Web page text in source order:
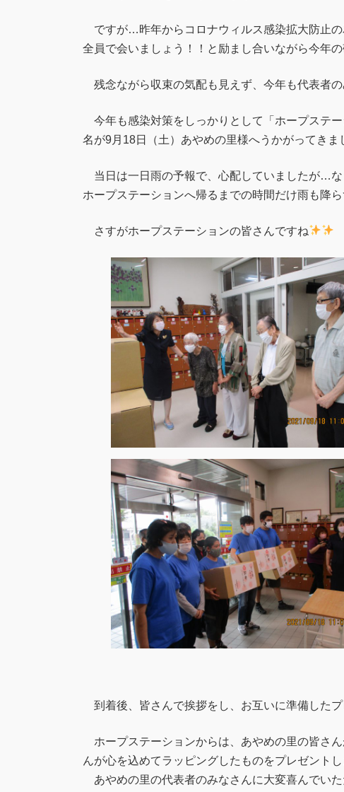
ですが…昨年からコロナウィルス感染拡大防止
全員で会いましょう！！と励まし合いながら今年
残念ながら収束の気配も見えず、今年も代表者
今年も感染対策をしっかりとして「ホープステ
名が9月18日（土）あやめの里様へうかがってきま
当日は一日雨の予報で、心配していましたが…な
ホープステーションへ帰るまでの時間だけ雨も降
さすがホープステーションの皆さんですね
到着後、皆さんで挨拶をし、お互いに準備したプ
ホープステーションからは、あやめの里の皆さ
んが心を込めてラッピングしたものをプレゼント
あやめの里の代表者のみなさんに大変喜んでい